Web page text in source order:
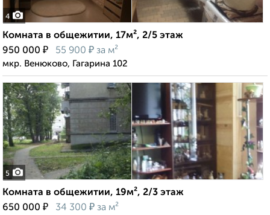
4
Комната в общежитии, 17м², 2/5 этаж
950 000 ₽ 55 900 ₽ за м²
мкр. Венюково, Гагарина 102
5
Комната в общежитии, 19м², 2/3 этаж
650 000 ₽ 34 300 ₽ за м²